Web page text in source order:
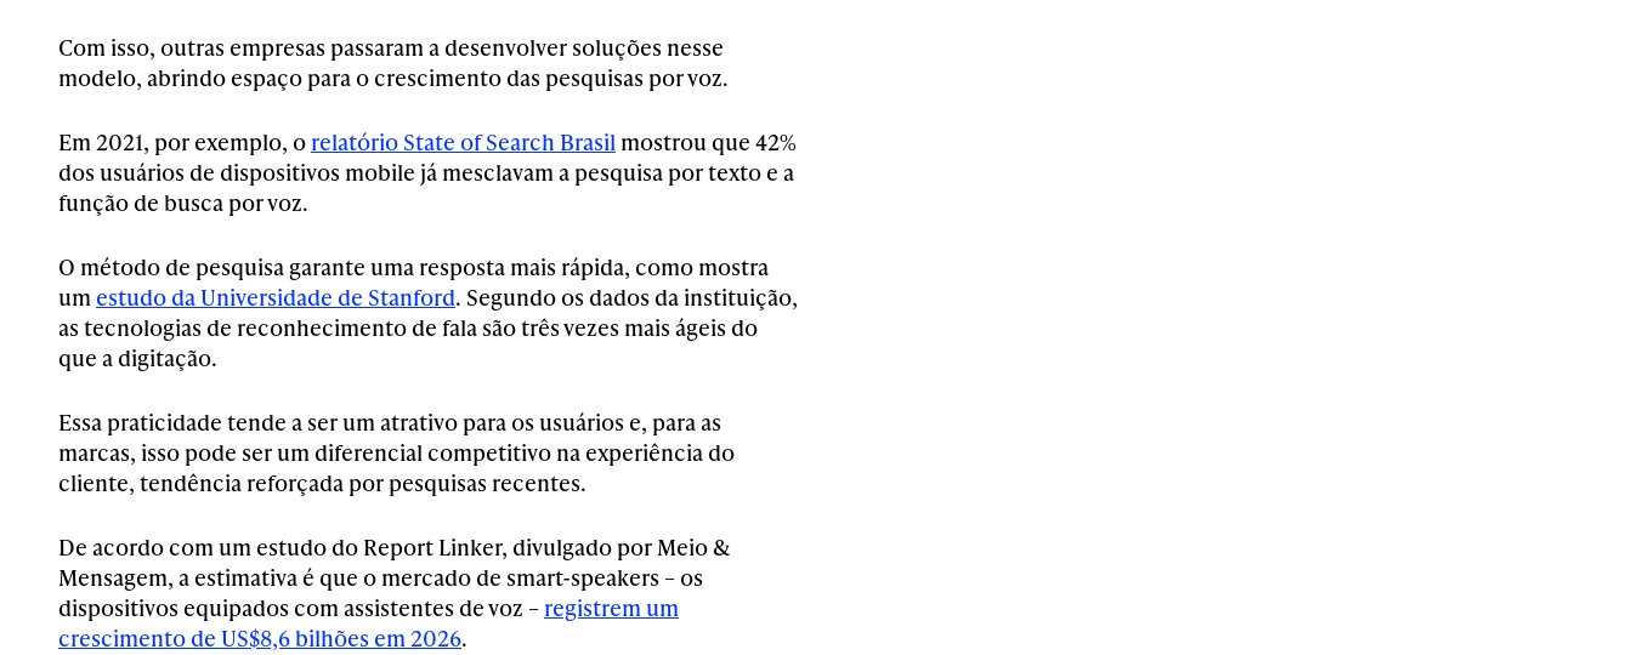
Com isso, outras empresas passaram a desenvolver soluções nesse
modelo, abrindo espaço para o crescimento das pesquisas por voz.
Em 2021, por exemplo, o relatório State of Search Brasil mostrou que 42%
dos usuários de dispositivos mobile já mesclavam a pesquisa por texto e a
função de busca por voz.
O método de pesquisa garante uma resposta mais rápida, como mostra
um estudo da Universidade de Stanford. Segundo os dados da instituição,
as tecnologias de reconhecimento de fala são três vezes mais ágeis do
que a digitação.
Essa praticidade tende a ser um atrativo para os usuários e, para as
marcas, isso pode ser um diferencial competitivo na experiência do
cliente, tendência reforçada por pesquisas recentes.
De acordo com um estudo do Report Linker, divulgado por Meio &
Mensagem, a estimativa é que o mercado de smart-speakers – os
dispositivos equipados com assistentes de voz – registrem um
crescimento de US$8,6 bilhões em 2026.